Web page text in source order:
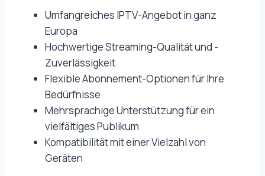
Umfangreiches IPTV-Angebot in ganz
Europa
Hochwertige Streaming-Qualität und -
Zuverlässigkeit
Flexible Abonnement-Optionen für Ihre
Bedürfnisse
Mehrsprachige Unterstützung für ein
vielfältiges Publikum
Kompatibilität mit einer Vielzahl von
Geräten